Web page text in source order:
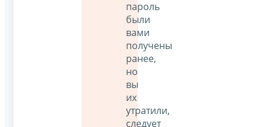
пароль
были
вами
получены
ранее,
но
вы
их
утратили,
следует